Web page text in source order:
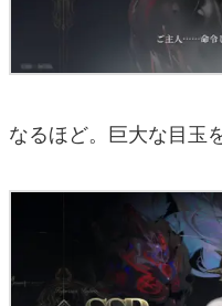
なるほど。巨大な目玉